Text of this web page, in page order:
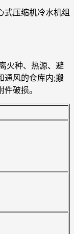
式压缩机冷水机组
火种、热源、避
通风的仓库内;搬
破损。